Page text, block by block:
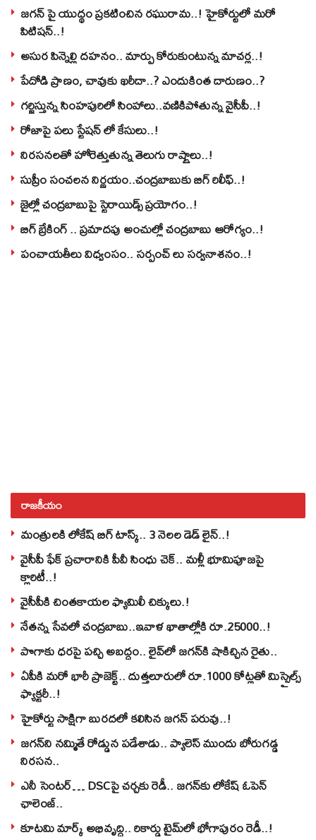
జగన్ పై యుద్థం ప్రకటించిన రఘురామ..! హైకోర్టులో మరో
పిటిషన్..!
అసుర పిన్నెల్లి దహనం.. మార్పు కోరుకుంటున్న మాచర్ల..!
పేదోడి ప్రాణం, చావుకు ఖరీదా..? ఎందుకింత దారుణం..?
గర్జిస్తున్న సింహపురిలో సింహాలు..వణికిపోతున్న వైసీపీ..!
రోజాపై పలు స్టేషన్ లో కేసులు..!
నిరసనలతో హోరెత్తుతున్న తెలుగు రాష్ట్రాలు..!
సుప్రీం సంచలన నిర్ణయం..చంద్రబాబుకు బిగ్ రిలీఫ్..!
జైల్లో చంద్రబాబుపై స్టెరాయిడ్స్ ప్రయోగం..!
బిగ్ బ్రేకింగ్ .. ప్రమాదపు అంచుల్లో చంద్రబాబు ఆరోగ్యం..!
పంచాయతీలు విధ్వంసం.. సర్పంచ్ లు సర్వనాశనం..!
రాజకీయం
మంత్రులకి లోకేష్‌ బిగ్‌ టాస్క్‌.. 3 నెలల డెడ్‌ లైన్‌..!
వైసీపీ ఫేక్ ప్రచారానికి పీవీ సింధు చెక్.. మళ్లీ భూమిపూజపై
క్లారిటీ..!
వైసీపీకి చింతకాయల ఫ్యామిలీ చిక్కులు.!
నేతన్న సేవలో చంద్రబాబు..ఇవాళ ఖాతాల్లోకి రూ.25000..!
పొగాకు ధరపై పచ్చి అబద్దం.. లైవ్‌లో జగన్‌కి షాకిచ్చిన రైతు..
ఏపీకి మరో భారీ ప్రాజెక్ట్.. దుత్తలూరులో రూ.1000 కోట్లతో మిస్సైల్స్
ఫ్యాక్టరీ..!
హైకోర్టు సాక్షిగా బురదలో కలిసిన జగన్ పరువు..!
జగన్‌ని నమ్మితే రోడ్డున పడేశాడు.. ప్యాలెస్‌ ముందు బోరుగడ్డ
నిరసన..
ఎనీ సెంటర్‌… DSCపై చర్చకు రెడీ.. జగన్‌కు లోకేష్‌ ఓపెన్
ఛాలెంజ్..
కూటమి మార్క్ అభివృద్ధి.. రికార్డు టైమ్‌లో భోగాపురం రెడీ..!